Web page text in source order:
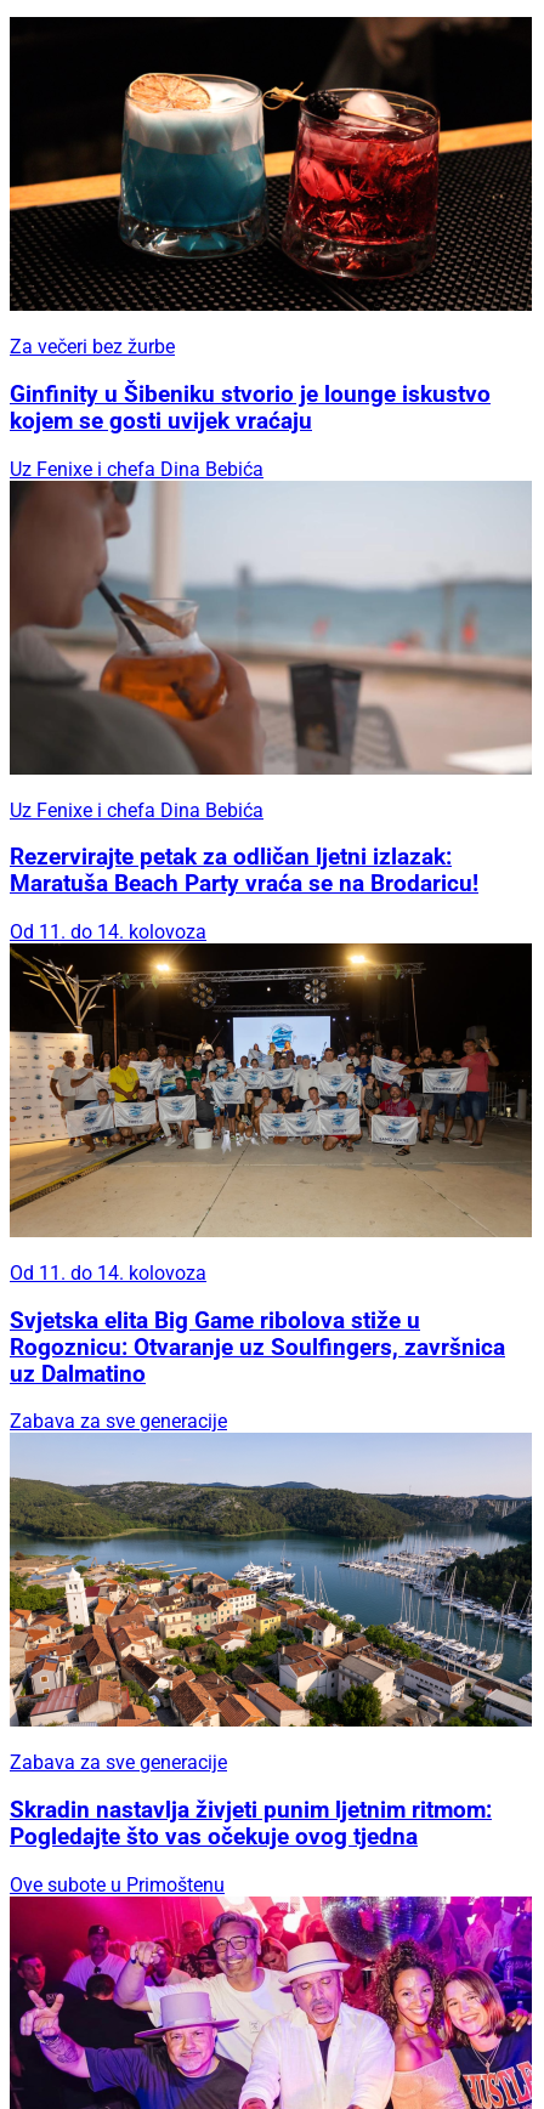
Za večeri bez žurbe
Ginfinity u Šibeniku stvorio je lounge iskustvo
kojem se gosti uvijek vraćaju
Uz Fenixe i chefa Dina Bebića
Uz Fenixe i chefa Dina Bebića
Rezervirajte petak za odličan ljetni izlazak:
Maratuša Beach Party vraća se na Brodaricu!
Od 11. do 14. kolovoza
Od 11. do 14. kolovoza
Svjetska elita Big Game ribolova stiže u
Rogoznicu: Otvaranje uz Soulfingers, završnica
uz Dalmatino
Zabava za sve generacije
Zabava za sve generacije
Skradin nastavlja živjeti punim ljetnim ritmom:
Pogledajte što vas očekuje ovog tjedna
Ove subote u Primoštenu